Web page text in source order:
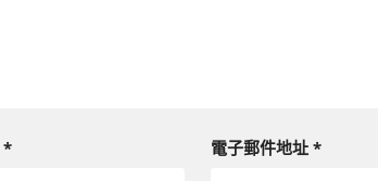
* 電子郵件地址 *